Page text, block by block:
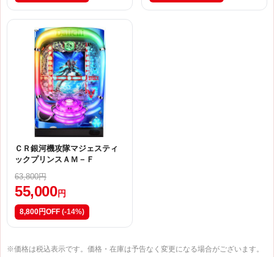
ＣＲ銀河機攻隊マジェスティ
ックプリンスＡＭ－Ｆ
63,800円
55,000 円
8,800円OFF (-14%)
※価格は税込表示です。価格・在庫は予告なく変更になる場合がございます。